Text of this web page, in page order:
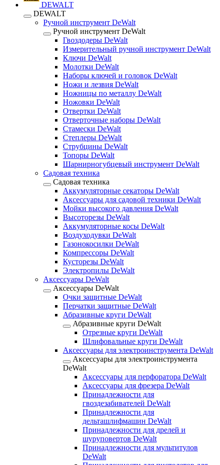
DEWALT
DEWALT
Ручной инструмент DeWalt
Ручной инструмент DeWalt
Гвоздодеры DeWalt
Измерительный ручной инструмент DeWalt
Ключи DeWalt
Молотки DeWalt
Наборы ключей и головок DeWalt
Ножи и лезвия DeWalt
Ножницы по металлу DeWalt
Ножовки DeWalt
Отвертки DeWalt
Отверточные наборы DeWalt
Стамески DeWalt
Степлеры DeWalt
Струбцины DeWalt
Топоры DeWalt
Шарнирногубцевый инструмент DeWalt
Садовая техника
Садовая техника
Аккумуляторные секаторы DeWalt
Аксессуары для садовой техники DeWalt
Мойки высокого давления DeWalt
Высоторезы DeWalt
Аккумуляторные косы DeWalt
Воздуходувки DeWalt
Газонокосилки DeWalt
Компрессоры DeWalt
Кусторезы DeWalt
Электропилы DeWalt
Аксессуары DeWalt
Аксессуары DeWalt
Очки защитные DeWalt
Перчатки защитные DeWalt
Абразивные круги DeWalt
Абразивные круги DeWalt
Отрезные круги DeWalt
Шлифовальные круги DeWalt
Аксессуары для электроинструмента DeWalt
Аксессуары для электроинструмента
DeWalt
Аксессуары для перфоратора DeWalt
Аксессуары для фрезера DeWalt
Принадлежности для
гвоздезабивателей DeWalt
Принадлежности для
дельташлифмашин DeWalt
Принадлежности для дрелей и
шуруповертов DeWalt
Принадлежности для мультитулов
DeWalt